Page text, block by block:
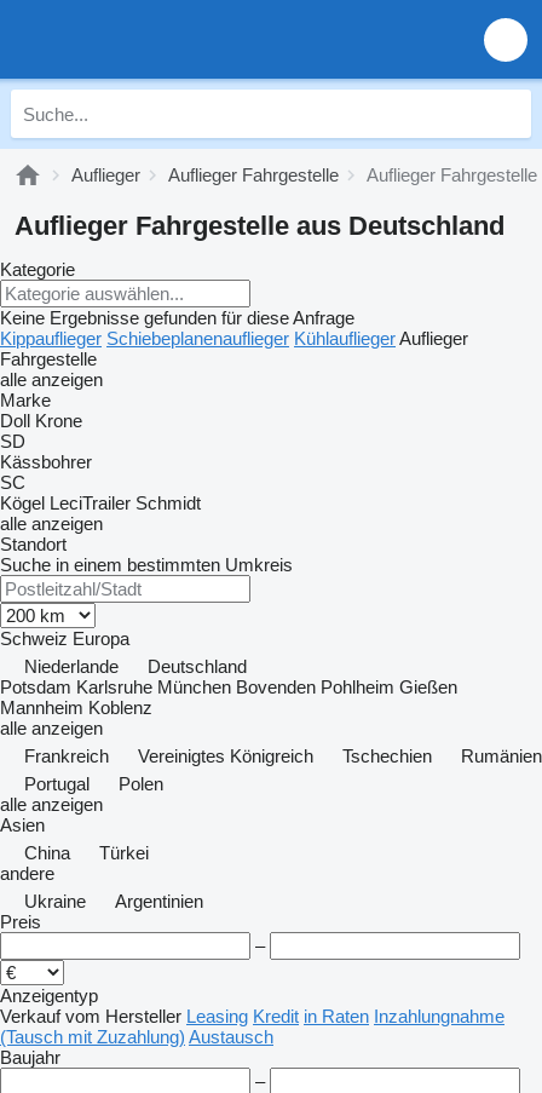
Auflieger Auflieger Fahrgestelle Auflieger
Auflieger Fahrgestelle aus Deutschland
Kategorie
Keine Ergebnisse gefunden für diese Anfrage
Kippauflieger Schiebeplanenauflieger KühlaufliegerAuflieger
Fahrgestelle
alle anzeigen
Marke
Doll Krone
SD
Kässbohrer
SC
Kögel LeciTrailer Schmidt
alle anzeigen
Standort
Suche in einem bestimmten Umkreis
Schweiz Europa
Niederlande
Deutschland
Potsdam Karlsruhe München Bovenden Pohlheim Gießen
Mannheim Koblenz
alle anzeigen
Frankreich
Vereinigtes Königreich Tschechien
Rumänien
Portugal
Polen
alle anzeigen
Asien
China
Türkei
andere
Ukraine
Argentinien
Preis
–
Anzeigentyp
Verkauf vom Hersteller Leasing Kredit in Raten Inzahlungnahme
(Tausch mit Zuzahlung) Austausch
Baujahr
–